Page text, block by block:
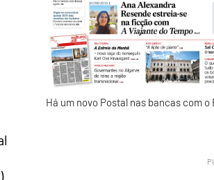
Há um novo Postal nas bancas com o